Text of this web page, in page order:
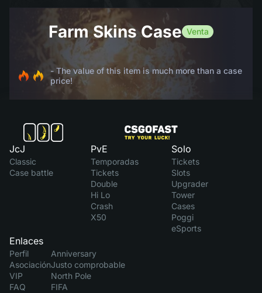
Farm Skins Case Venta
- The value of this item is much more than a case
price!
JcJ
Classic
Case battle
PvE
Temporadas
Tickets
Double
Hi Lo
Crash
X50
Solo
Tickets
Slots
Upgrader
Tower
Cases
Poggi
eSports
Enlaces
Perfil
Asociación
VIP
FAQ
Anniversary
Justo comprobable
North Pole
FIFA